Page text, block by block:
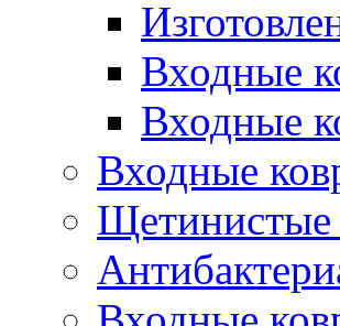
Входные
Входные
Входные
Щетинистые